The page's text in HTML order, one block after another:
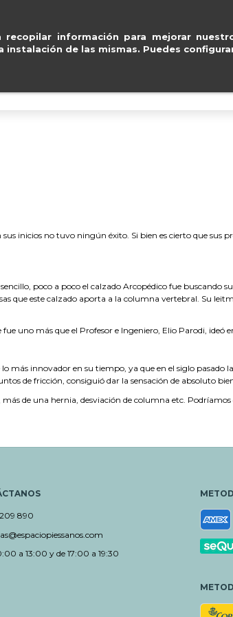
información para mejorar
de las mismas. Puedes
inicios no tuvo ningún éxito. Si bien es cierto que
poco a poco el calzado Arcopédico fue buscando
que este calzado aporta a la columna vertebral. Su
uno más que el Profesor e Ingeniero, Elio Parodi,
más innovador en su tiempo, ya que en el siglo
de fricción, consiguió dar la sensación de absoluto
de una hernia, desviación de columna etc.
890
a 13:00 y de 17:00 a 19:30